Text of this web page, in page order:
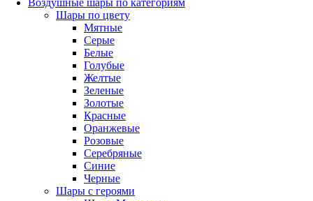
Шары по цвету
Мятные
Серые
Белые
Голубые
Желтые
Зеленые
Золотые
Красные
Оранжевые
Розовые
Серебряные
Синие
Черные
Шары с героями